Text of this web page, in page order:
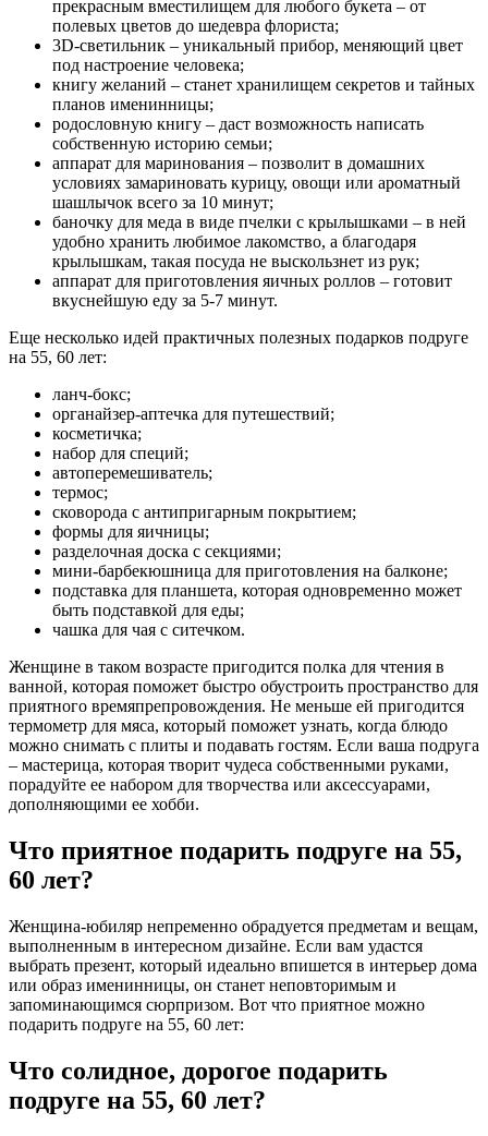
прекрасным вместилищем для любого букета – от
полевых цветов до шедевра флориста;
3D-светильник – уникальный прибор, меняющий цвет
под настроение человека;
книгу желаний – станет хранилищем секретов и тайных
планов именинницы;
родословную книгу – даст возможность написать
собственную историю семьи;
аппарат для маринования – позволит в домашних
условиях замариновать курицу, овощи или ароматный
шашлычок всего за 10 минут;
баночку для меда в виде пчелки с крылышками – в ней
удобно хранить любимое лакомство, а благодаря
крылышкам, такая посуда не выскользнет из рук;
аппарат для приготовления яичных роллов – готовит
вкуснейшую еду за 5-7 минут.
Еще несколько идей практичных полезных подарков подруге
на 55, 60 лет:
ланч-бокс;
органайзер-аптечка для путешествий;
косметичка;
набор для специй;
автоперемешиватель;
термос;
сковорода с антипригарным покрытием;
формы для яичницы;
разделочная доска с секциями;
мини-барбекюшница для приготовления на балконе;
подставка для планшета, которая одновременно может
быть подставкой для еды;
чашка для чая с ситечком.
Женщине в таком возрасте пригодится полка для чтения в
ванной, которая поможет быстро обустроить пространство для
приятного времяпрепровождения. Не меньше ей пригодится
термометр для мяса, который поможет узнать, когда блюдо
можно снимать с плиты и подавать гостям. Если ваша подруга
– мастерица, которая творит чудеса собственными руками,
порадуйте ее набором для творчества или аксессуарами,
дополняющими ее хобби.
Что приятное подарить подруге на 55,
60 лет?
Женщина-юбиляр непременно обрадуется предметам и вещам,
выполненным в интересном дизайне. Если вам удастся
выбрать презент, который идеально впишется в интерьер дома
или образ именинницы, он станет неповторимым и
запоминающимся сюрпризом. Вот что приятное можно
подарить подруге на 55, 60 лет:
Что солидное, дорогое подарить
подруге на 55, 60 лет?